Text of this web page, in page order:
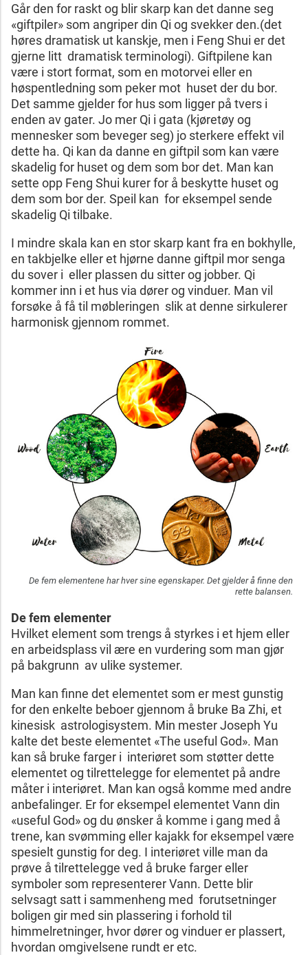
Går den for raskt og blir skarp kan det danne seg
«giftpiler» som angriper din Qi og svekker den.(det
høres dramatisk ut kanskje, men i Feng Shui er det
gjerne litt dramatisk terminologi). Giftpilene kan
være i stort format, som en motorvei eller en
høspentledning som peker mot huset der du bor.
Det samme gjelder for hus som ligger på tvers i
enden av gater. Jo mer Qi i gata (kjøretøy og
mennesker som beveger seg) jo sterkere effekt vil
dette ha. Qi kan da danne en giftpil som kan være
skadelig for huset og dem som bor det. Man kan
sette opp Feng Shui kurer for å beskytte huset og
dem som bor der. Speil kan for eksempel sende
skadelig Qi tilbake.
I mindre skala kan en stor skarp kant fra en bokhylle,
en takbjelke eller et hjørne danne giftpil mor senga
du sover i eller plassen du sitter og jobber. Qi
kommer inn i et hus via dører og vinduer. Man vil
forsøke å få til møbleringen slik at denne sirkulerer
harmonisk gjennom rommet.
De fem elementene har hver sine egenskaper. Det gjelder å finne den
rette balansen.
De fem elementer
Hvilket element som trengs å styrkes i et hjem eller
en arbeidsplass vil ære en vurdering som man gjør
på bakgrunn av ulike systemer.
Man kan finne det elementet som er mest gunstig
for den enkelte beboer gjennom å bruke Ba Zhi, et
kinesisk astrologisystem. Min mester Joseph Yu
kalte det beste elementet «The useful God». Man
kan så bruke farger i interiøret som støtter dette
elementet og tilrettelegge for elementet på andre
måter i interiøret. Man kan også komme med andre
anbefalinger. Er for eksempel elementet Vann din
«useful God» og du ønsker å komme i gang med å
trene, kan svømming eller kajakk for eksempel være
spesielt gunstig for deg. I interiøret ville man da
prøve å tilrettelegge ved å bruke farger eller
symboler som representerer Vann. Dette blir
selvsagt satt i sammenheng med forutsetninger
boligen gir med sin plassering i forhold til
himmelretninger, hvor dører og vinduer er plassert,
hvordan omgivelsene rundt er etc.